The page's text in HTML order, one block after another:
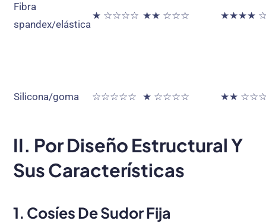
Fibra
spandex/elástica
★ ☆☆☆☆ ★★ ☆☆☆ ★★★★
Silicona/goma ☆☆☆☆☆ ★ ☆☆☆☆ ★★
II. Por Diseño Estructural Y
Sus Características
1. Cosíes De Sudor Fija